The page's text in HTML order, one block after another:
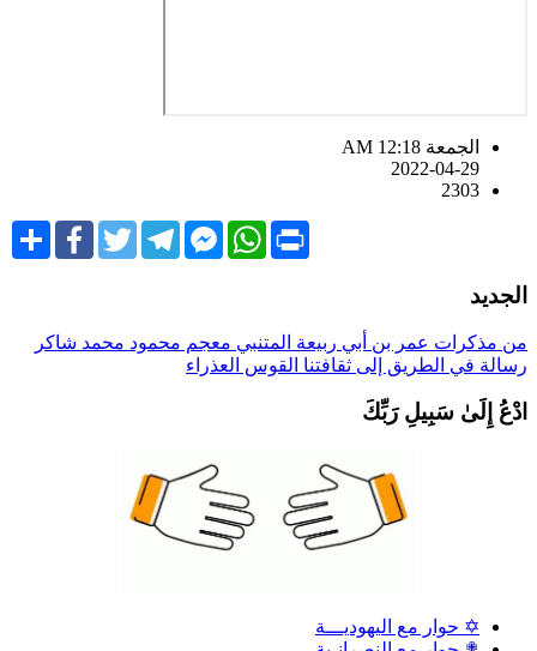
الجمعة AM 12:18
2022-04-29
2303
ShareFacebookTwitterTelegramFacebook
Messenger
WhatsApp Print
مذكرات عمر بن أبي ربيعةالمتنبي معجم محمود محمد شاكر
في الطريق إلى ثقافتناالقوس العذراء
إِلَىٰ سَبِيلِ رَبِّكَ
✡ حوار مع اليهوديـــة